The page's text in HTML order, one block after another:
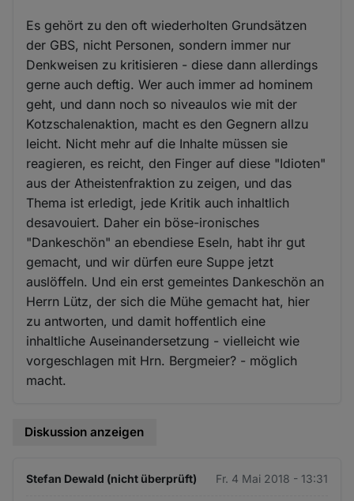
Es gehört zu den oft wiederholten Grundsätzen
der GBS, nicht Personen, sondern immer nur
Denkweisen zu kritisieren - diese dann allerdings
gerne auch deftig. Wer auch immer ad hominem
geht, und dann noch so niveaulos wie mit der
Kotzschalenaktion, macht es den Gegnern allzu
leicht. Nicht mehr auf die Inhalte müssen sie
reagieren, es reicht, den Finger auf diese "Idioten"
aus der Atheistenfraktion zu zeigen, und das
Thema ist erledigt, jede Kritik auch inhaltlich
desavouiert. Daher ein böse-ironisches
"Dankeschön" an ebendiese Eseln, habt ihr gut
gemacht, und wir dürfen eure Suppe jetzt
auslöffeln. Und ein erst gemeintes Dankeschön an
Herrn Lütz, der sich die Mühe gemacht hat, hier
zu antworten, und damit hoffentlich eine
inhaltliche Auseinandersetzung - vielleicht wie
vorgeschlagen mit Hrn. Bergmeier? - möglich
macht.
Diskussion anzeigen
Stefan Dewald (nicht überprüft) Fr. 4 Mai 2018 - 13:31